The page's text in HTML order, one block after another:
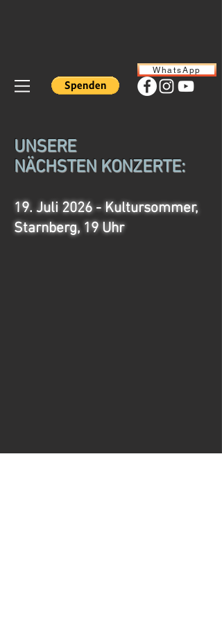
WhatsApp
UNSERE
NÄCHSTEN KONZERTE:
19. Juli 2026 - Kultursommer,
Starnberg, 19 Uhr